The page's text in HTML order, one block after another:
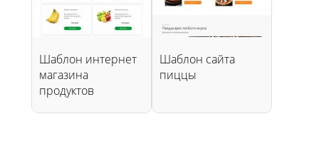
Шаблон интернет
магазина
продуктов
Шаблон сайта
пиццы